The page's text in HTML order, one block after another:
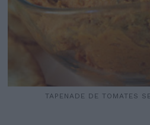
TAPENADE DE TOMATES